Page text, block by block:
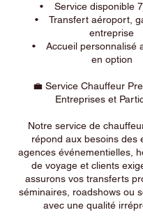
• Service disponible
• Transfert aéroport,
entreprise
• Accueil personnalisé
en option
💼 Service Chauffeur
Entreprises et
Notre service de
répond aux besoins des
agences événementielles,
de voyage et clients
assurons vos transferts
séminaires, roadshows ou
avec une qualité